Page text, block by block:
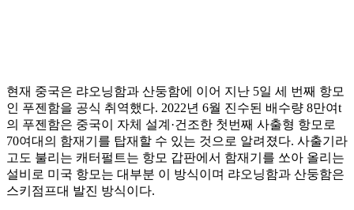
현재 중국은 랴오닝함과 산둥함에 이어 지난 5일 세 번째 항모
인 푸젠함을 공식 취역했다. 2022년 6월 진수된 배수량 8만여t
의 푸젠함은 중국이 자체 설계·건조한 첫번째 사출형 항모로
70여대의 함재기를 탑재할 수 있는 것으로 알려졌다. 사출기라
고도 불리는 캐터펄트는 항모 갑판에서 함재기를 쏘아 올리는
설비로 미국 항모는 대부분 이 방식이며 랴오닝함과 산둥함은
스키점프대 발진 방식이다.